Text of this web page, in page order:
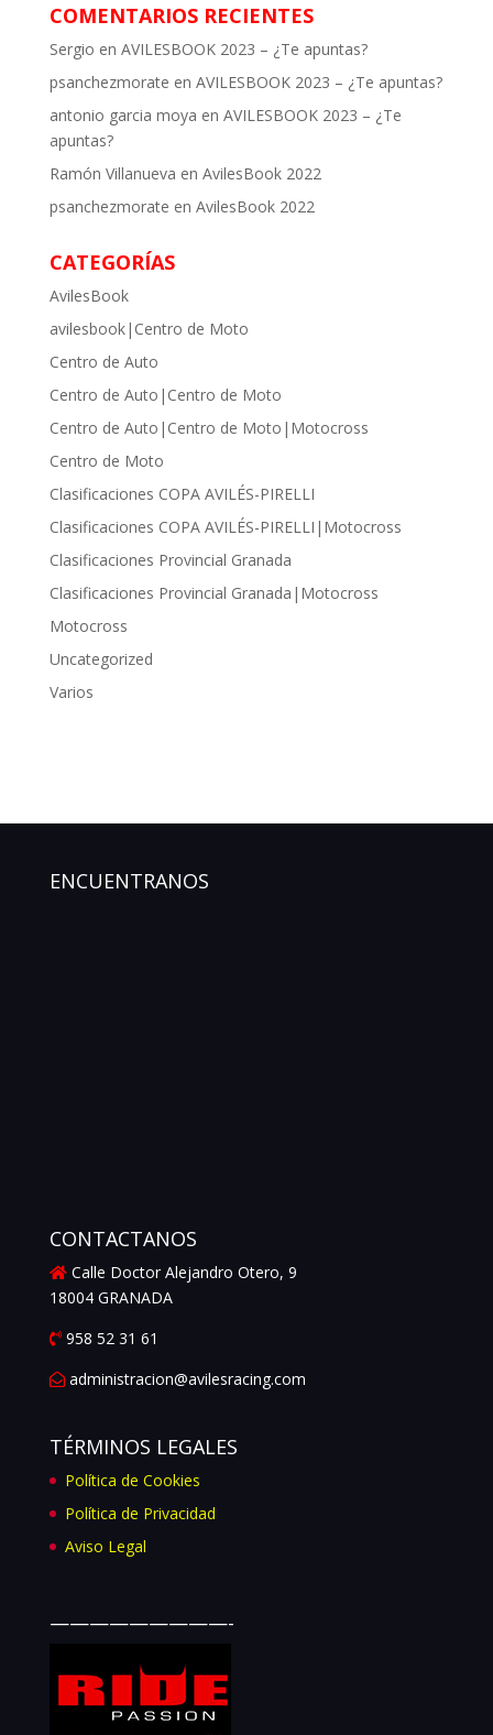
COMENTARIOS RECIENTES
Sergio en AVILESBOOK 2023 – ¿Te apuntas?
psanchezmorate en AVILESBOOK 2023 – ¿Te apuntas?
antonio garcia moya en AVILESBOOK 2023 – ¿Te
apuntas?
Ramón Villanueva en AvilesBook 2022
psanchezmorate en AvilesBook 2022
CATEGORÍAS
AvilesBook
avilesbook|Centro de Moto
Centro de Auto
Centro de Auto|Centro de Moto
Centro de Auto|Centro de Moto|Motocross
Centro de Moto
Clasificaciones COPA AVILÉS-PIRELLI
Clasificaciones COPA AVILÉS-PIRELLI|Motocross
Clasificaciones Provincial Granada
Clasificaciones Provincial Granada|Motocross
Motocross
Uncategorized
Varios
ENCUENTRANOS
CONTACTANOS
Calle Doctor Alejandro Otero, 9
18004 GRANADA
958 52 31 61
administracion@avilesracing.com
TÉRMINOS LEGALES
Política de Cookies
Política de Privacidad
Aviso Legal
—————————-